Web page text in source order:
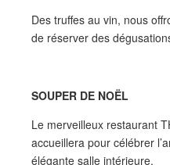
Des truffes au vin, nous
de réserver des
SOUPER DE NOËL
Le merveilleux restaurant
accueillera pour célébrer
élégante salle intérieure.